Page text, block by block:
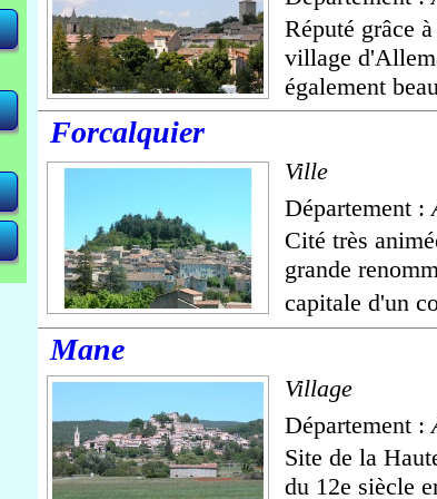
Réputé grâce
village
également
Forcalquier
Ville
Département :
Cité très
grande
capitale d'un
Mane
Village
Département :
Site de la
du 12e siècle